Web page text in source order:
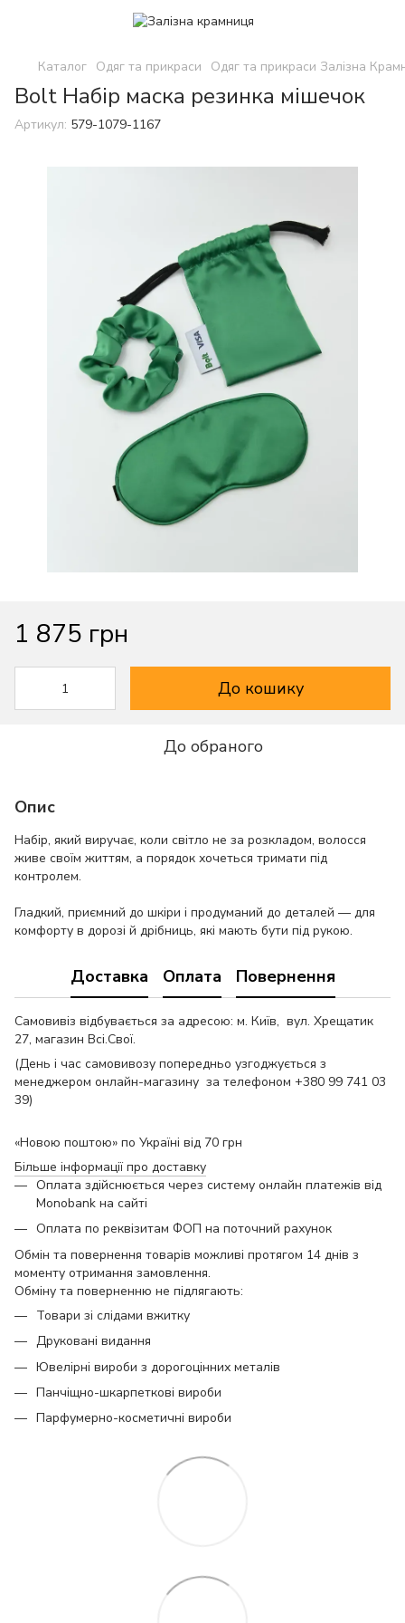
Каталог Одяг та прикраси Одяг та прикраси Залізна
Bolt Набір маска резинка мішечок
Артикул: 579-1079-1167
1 875 грн
До кошику
До обраного
Опис
Набір, який виручає, коли світло не за розкладом, волосся
живе своїм життям, а порядок хочеться тримати під
контролем.
Гладкий, приємний до шкіри і продуманий до деталей — для
комфорту в дорозі й дрібниць, які мають бути під рукою.
Доставка Оплата Повернення
Самовивіз відбувається за адресою: м. Київ, вул. Хрещатик
27, магазин Всі.Свої.
(День і час самовивозу попередньо узгоджується з
менеджером онлайн-магазину за телефоном +380 99 741 03
39)
«Новою поштою» по Україні від 70 грн
Більше інформації про доставку
Оплата здійснюється через систему онлайн платежів від
Monobank на сайті
Оплата по реквізитам ФОП на поточний рахунок
Обмін та повернення товарів можливі протягом 14 днів з
моменту отримання замовлення.
Обміну та поверненню не підлягають:
Товари зі слідами вжитку
Друковані видання
Ювелірні вироби з дорогоцінних металів
Панчіщно-шкарпеткові вироби
Парфумерно-косметичні вироби